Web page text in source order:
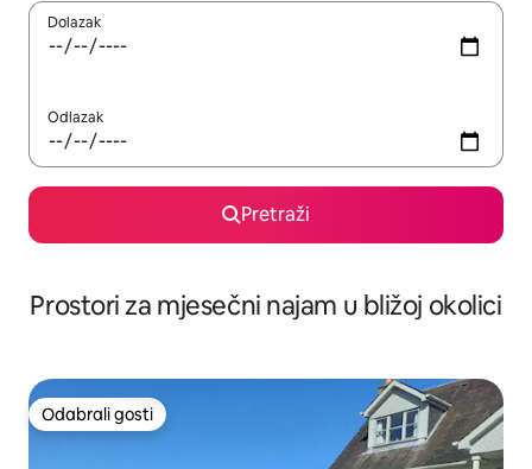
Dolazak
Odlazak
Pretraži
Prostori za mjesečni najam u bližoj okolici
Odabrali gosti
Odabrali gosti